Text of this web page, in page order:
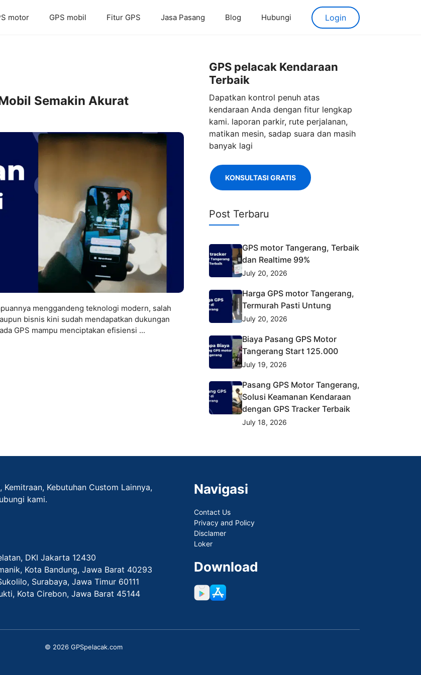
motor GPS mobil Fitur GPS Jasa Pasang Blog Hubungi Login
Semakin Akurat
menggandeng teknologi modern, salah
bisnis kini sudah mendapatkan dukungan
GPS mampu menciptakan efisiensi ...
GPS pelacak Kendaraan
Terbaik
Dapatkan kontrol penuh atas
kendaraan Anda dengan fitur lengkap
kami. laporan parkir, rute perjalanan,
matikan mesin, sadap suara dan masih
banyak lagi
KONSULTASI GRATIS
Post Terbaru
GPS motor Tangerang, Terbaik
dan Realtime 99%
July 20, 2026
Harga GPS motor Tangerang,
Termurah Pasti Untung
July 20, 2026
Biaya Pasang GPS Motor
Tangerang Start 125.000
July 19, 2026
Pasang GPS Motor Tangerang,
Solusi Keamanan Kendaraan
dengan GPS Tracker Terbaik
July 18, 2026
Kebutuhan Custom Lainnya,
kami.
DKI Jakarta 12430
Kota Bandung, Jawa Barat 40293
Surabaya, Jawa Timur 60111
Kota Cirebon, Jawa Barat 45144
Navigasi
Contact Us
Privacy and Policy
Disclamer
Loker
Download
© 2026 GPSpelacak.com